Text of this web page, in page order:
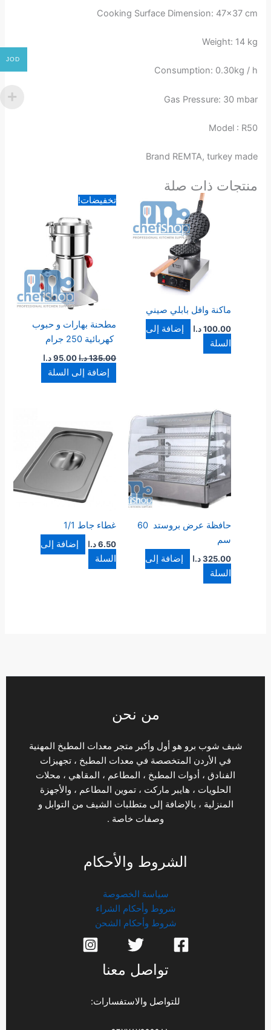
Cooking Surface Dimension: 47×37 cm
Weight: 14 kg
Consumption: 0.30kg / h
Gas Pressure: 30 mbar
Model : R50
Brand REMTA, turkey made
منتجات ذات صلة
ماكنة وافل بابلي صيني
100.00 د.ا
إضافة إلى
السلة
تخفيضات!
مطحنة بهارات و حبوب
كهربائية 250 جرام
135.00د.ا
هو:
135.00 د.ا.
95.00د.ا
إضافة إلى السلة
حافظة عرض بروستد 60
سم
325.00 د.ا
إضافة إلى
السلة
غطاء جاط 1/1
6.50د.ا
إضافة إلى
السلة
من نحن
شيف شوب برو هو أول وأكبر متجر معدات المطبخ المهنية
في الأردن المتخصصة في معدات المطبخ ، تجهيزات
الفنادق ، أدوات المطبخ ، المطاعم ، المقاهي ، محلات
الحلويات ، هايبر ماركت ، تموين المطاعم ، والأجهزة
المنزلية ، بالإضافة إلى متطلبات الشيف من التوابل و
وصفات خاصة .
الشروط والأحكام
سياسة الخصوصة
شروط وأحكام الشراء
شروط وأحكام الشحن
تواصل معنا
للتواصل والاستفسارات:
JOD